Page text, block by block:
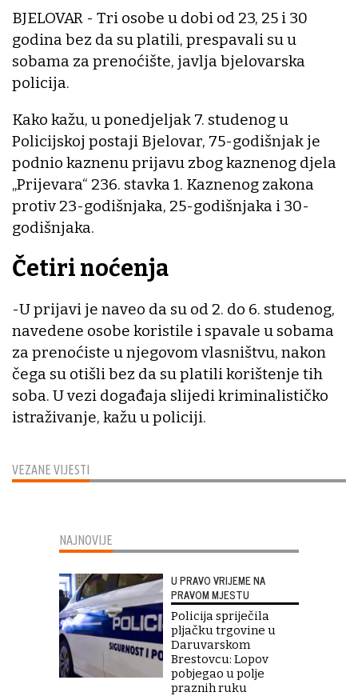
VEZANE VIJESTI
BJELOVAR - Tri osobe u dobi od 23, 25 i 30
godina bez da su platili, prespavali su u
sobama za prenoćište, javlja bjelovarska
policija.
Kako kažu, u ponedjeljak 7. studenog u
Policijskoj postaji Bjelovar, 75-godišnjak je
podnio kaznenu prijavu zbog kaznenog djela
„Prijevara“ 236. stavka 1. Kaznenog zakona
protiv 23-godišnjaka, 25-godišnjaka i 30-
godišnjaka.
Četiri noćenja
-U prijavi je naveo da su od 2. do 6. studenog,
navedene osobe koristile i spavale u sobama
za prenoćiste u njegovom vlasništvu, nakon
čega su otišli bez da su platili korištenje tih
soba. U vezi događaja slijedi kriminalističko
istraživanje, kažu u policiji.
NAJNOVIJE
U PRAVO VRIJEME NA
PRAVOM MJESTU
Policija spriječila
pljačku trgovine u
Daruvarskom
Brestovcu: Lopov
pobjegao u polje
praznih ruku